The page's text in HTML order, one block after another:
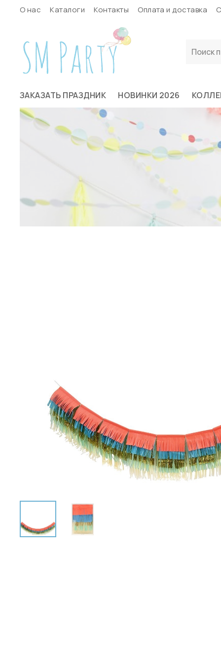
О нас Каталоги Контакты Оплата и доставка
ЗАКАЗАТЬ ПРАЗДНИК НОВИНКИ 2026